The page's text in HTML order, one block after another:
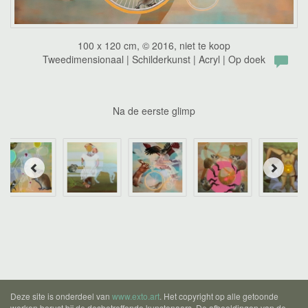
100 x 120 cm, © 2016, niet te koop
Tweedimensionaal | Schilderkunst | Acryl | Op doek
Na de eerste glimp
Deze site is onderdeel van www.exto.art. Het copyright op alle getoonde